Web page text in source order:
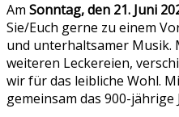
Am Sonntag, den 21. Juni
Sie/Euch gerne zu einem
und unterhaltsamer Musik.
weiteren Leckereien,
wir für das leibliche Wohl.
gemeinsam das 900-